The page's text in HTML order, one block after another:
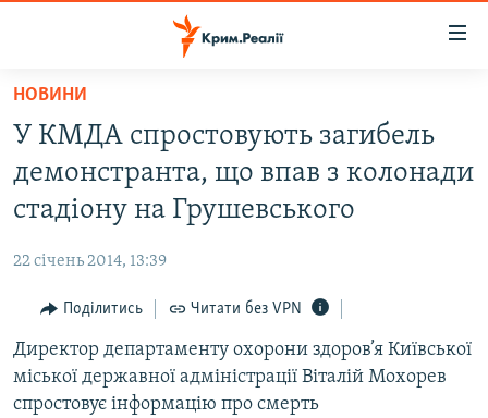
Перейти
основного
матеріалу
Перейти
до
основної
Перейти
пошуку
ВОДА.КРИМ
ВІДЕО ТА ФОТО
БЛОГИ
ПОГЛЯД
ІНТЕРВ'Ю
ВСЕ ЗА ДЕНЬ
НОВИНИ
У КМДА спростовують загибель
демонстранта, що впав з колонади
стадіону на Грушевського
22 січень 2014, 13:39
Поділитись Читати без VPN
Директор департаменту охорони здоров’я Київської
міської державної адміністрації Віталій Мохорев
спростовує інформацію про смерть